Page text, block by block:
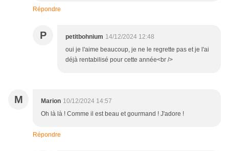
Répondre
P petitbohnium 14/12/2024 12:48
oui je l'aime beaucoup, je ne le regrette pas et je l'ai
déjà rentabilisé pour cette année<br />
M Marion 10/12/2024 14:57
Oh là là ! Comme il est beau et gourmand ! J'adore !
Répondre